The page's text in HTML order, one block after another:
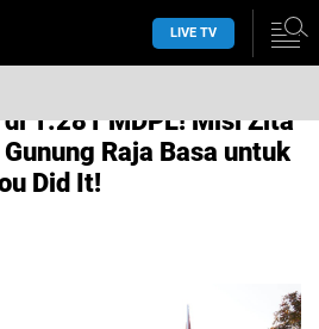
LIVE TV
1.281 MDPL! Misi Zita
Raja Basa untuk
Did It!